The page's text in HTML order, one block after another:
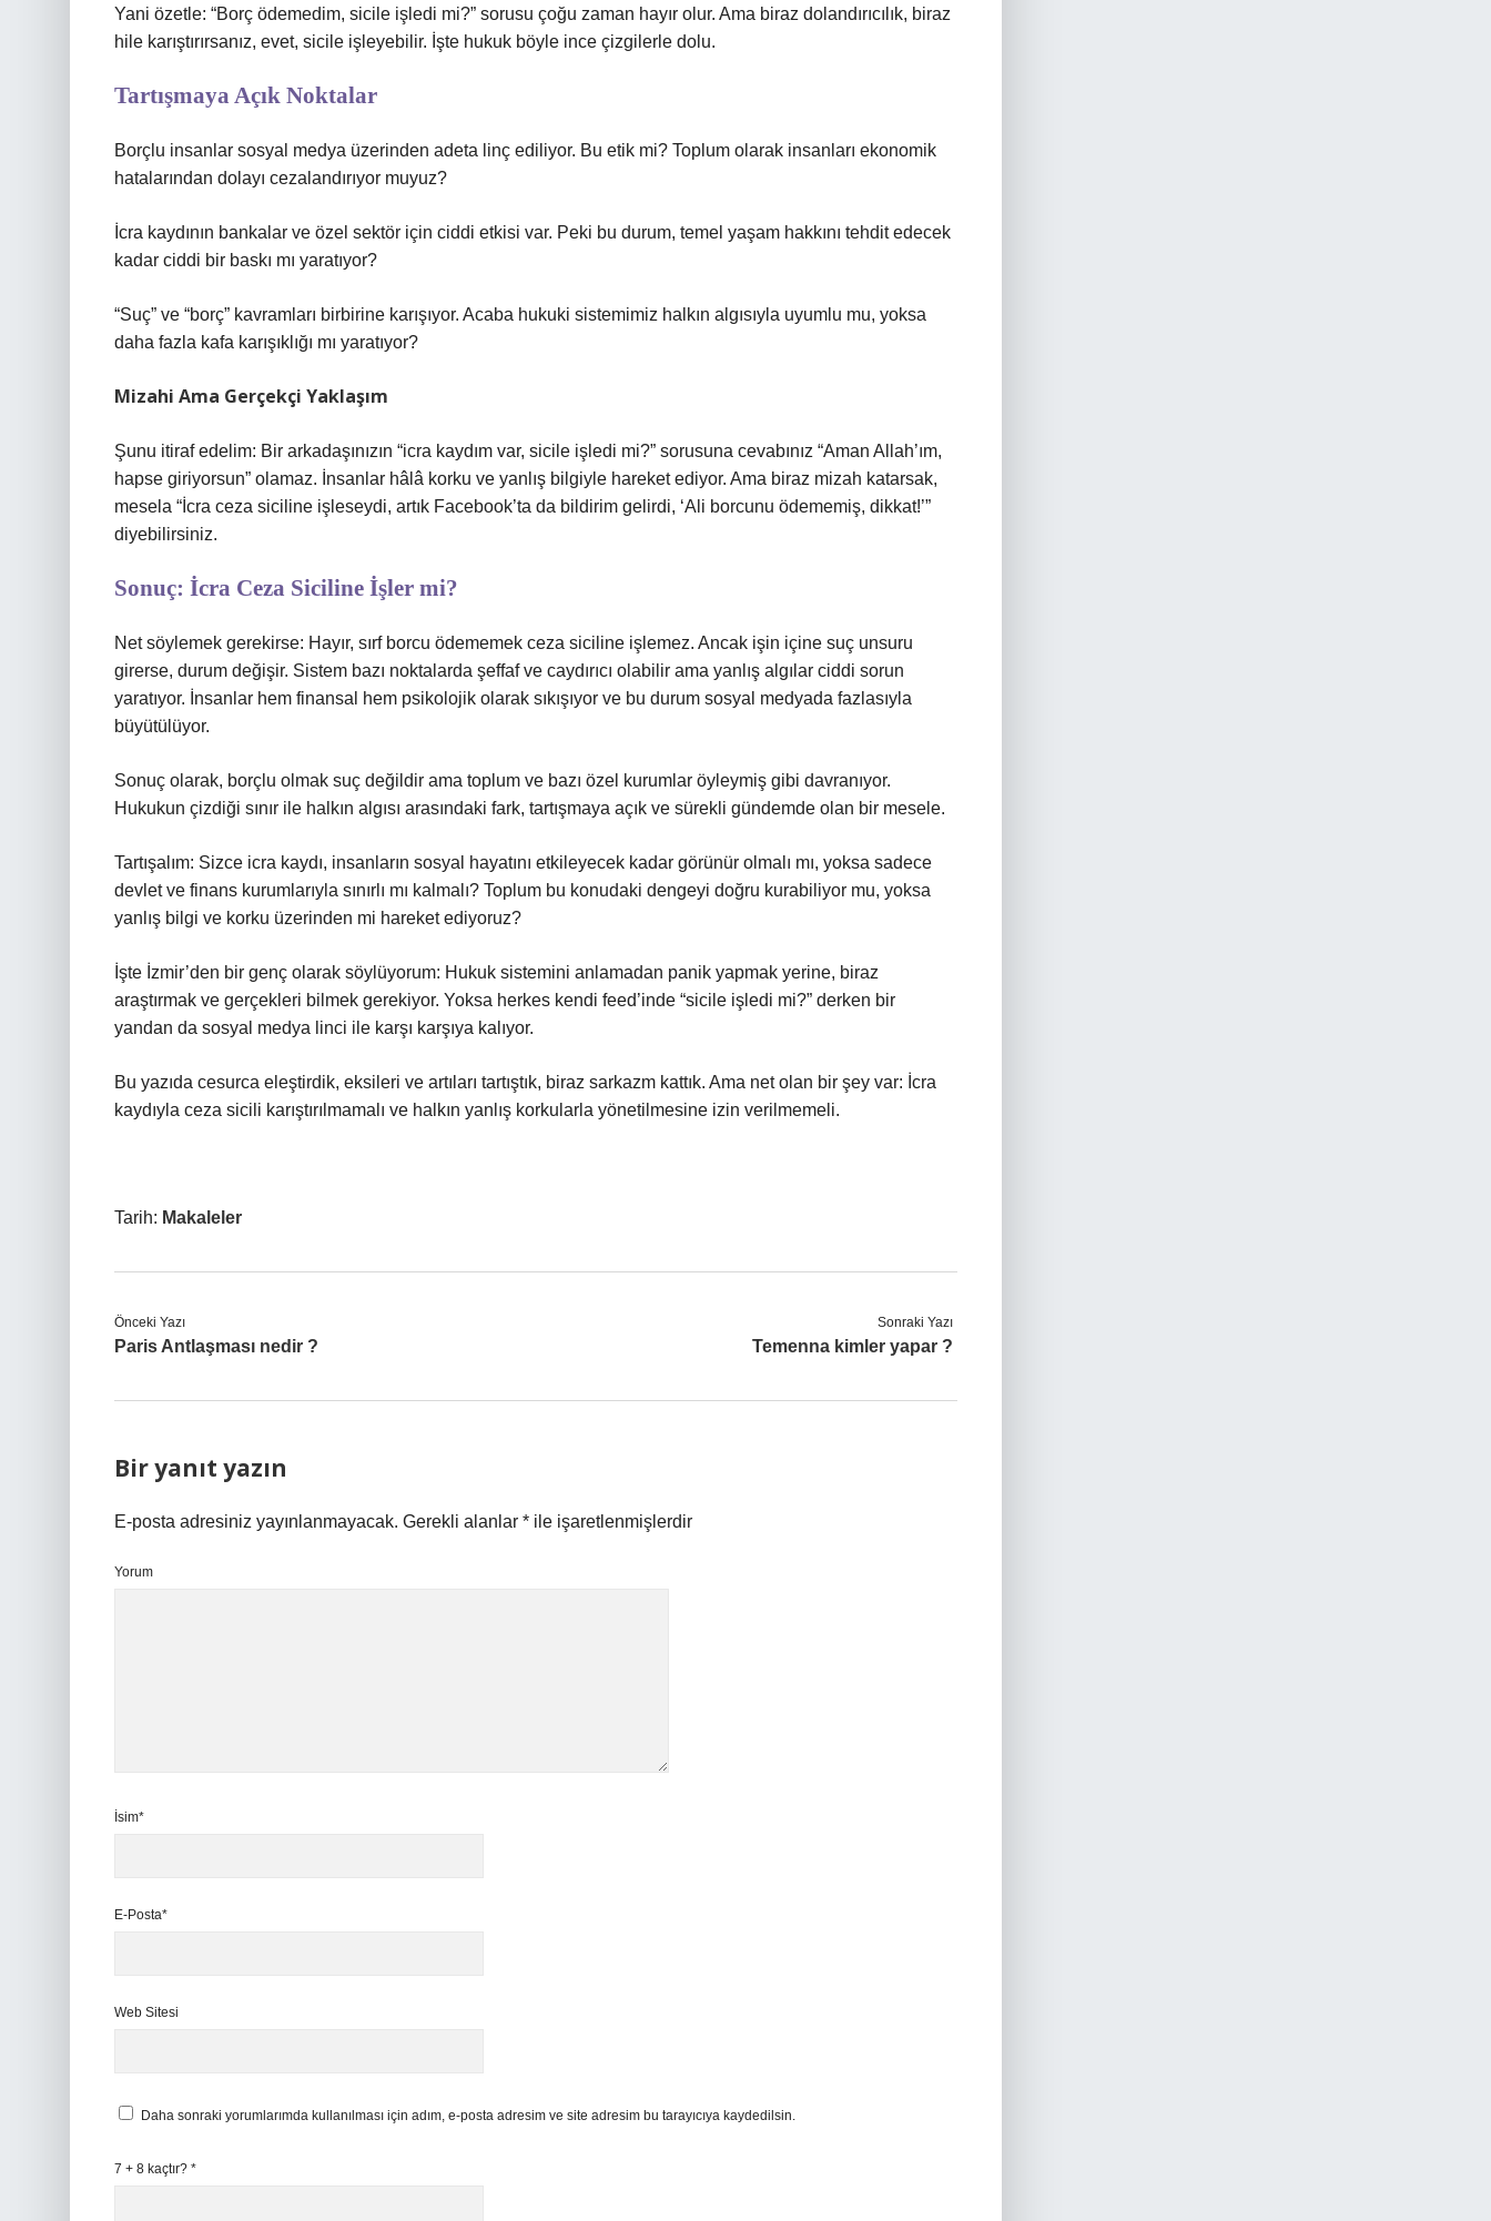
Yani özetle: “Borç ödemedim, sicile işledi mi?” sorusu çoğu zaman hayır olur. Ama biraz dolandırıcılık, biraz
hile karıştırırsanız, evet, sicile işleyebilir. İşte hukuk böyle ince çizgilerle dolu.
Tartışmaya Açık Noktalar
Borçlu insanlar sosyal medya üzerinden adeta linç ediliyor. Bu etik mi? Toplum olarak insanları ekonomik
hatalarından dolayı cezalandırıyor muyuz?
İcra kaydının bankalar ve özel sektör için ciddi etkisi var. Peki bu durum, temel yaşam hakkını tehdit edecek
kadar ciddi bir baskı mı yaratıyor?
“Suç” ve “borç” kavramları birbirine karışıyor. Acaba hukuki sistemimiz halkın algısıyla uyumlu mu, yoksa
daha fazla kafa karışıklığı mı yaratıyor?
Mizahi Ama Gerçekçi Yaklaşım
Şunu itiraf edelim: Bir arkadaşınızın “icra kaydım var, sicile işledi mi?” sorusuna cevabınız “Aman Allah’ım,
hapse giriyorsun” olamaz. İnsanlar hâlâ korku ve yanlış bilgiyle hareket ediyor. Ama biraz mizah katarsak,
mesela “İcra ceza siciline işleseydi, artık Facebook’ta da bildirim gelirdi, ‘Ali borcunu ödememiş, dikkat!’”
diyebilirsiniz.
Sonuç: İcra Ceza Siciline İşler mi?
Net söylemek gerekirse: Hayır, sırf borcu ödememek ceza siciline işlemez. Ancak işin içine suç unsuru
girerse, durum değişir. Sistem bazı noktalarda şeffaf ve caydırıcı olabilir ama yanlış algılar ciddi sorun
yaratıyor. İnsanlar hem finansal hem psikolojik olarak sıkışıyor ve bu durum sosyal medyada fazlasıyla
büyütülüyor.
Sonuç olarak, borçlu olmak suç değildir ama toplum ve bazı özel kurumlar öyleymiş gibi davranıyor.
Hukukun çizdiği sınır ile halkın algısı arasındaki fark, tartışmaya açık ve sürekli gündemde olan bir mesele.
Tartışalım: Sizce icra kaydı, insanların sosyal hayatını etkileyecek kadar görünür olmalı mı, yoksa sadece
devlet ve finans kurumlarıyla sınırlı mı kalmalı? Toplum bu konudaki dengeyi doğru kurabiliyor mu, yoksa
yanlış bilgi ve korku üzerinden mi hareket ediyoruz?
İşte İzmir’den bir genç olarak söylüyorum: Hukuk sistemini anlamadan panik yapmak yerine, biraz
araştırmak ve gerçekleri bilmek gerekiyor. Yoksa herkes kendi feed’inde “sicile işledi mi?” derken bir
yandan da sosyal medya linci ile karşı karşıya kalıyor.
Bu yazıda cesurca eleştirdik, eksileri ve artıları tartıştık, biraz sarkazm kattık. Ama net olan bir şey var: İcra
kaydıyla ceza sicili karıştırılmamalı ve halkın yanlış korkularla yönetilmesine izin verilmemeli.
Tarih: Makaleler
Önceki Yazı
Paris Antlaşması nedir ?
Sonraki Yazı
Temenna kimler yapar ?
Bir yanıt yazın
E-posta adresiniz yayınlanmayacak. Gerekli alanlar * ile işaretlenmişlerdir
Yorum
İsim*
E-Posta*
Web Sitesi
Daha sonraki yorumlarımda kullanılması için adım, e-posta adresim ve site adresim bu tarayıcıya kaydedilsin.
7 + 8 kaçtır? *